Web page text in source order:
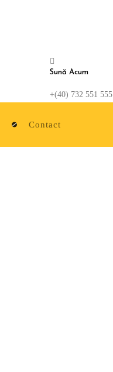
Sună Acum
+(40) 732 551 555
Contact